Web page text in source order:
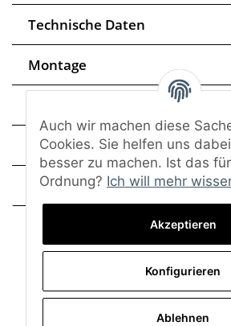
Technische Daten
Montage
Trusted Shops - Bewertungen
Frage zum Artikel
Auch wir machen diese
Cookies. Sie helfen uns
besser zu machen. Ist das
Ordnung? Ich will mehr
Akzeptieren
Konfigurieren
Ablehnen